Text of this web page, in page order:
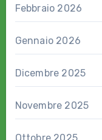
Febbraio 2026
Gennaio 2026
Dicembre 2025
Novembre 2025